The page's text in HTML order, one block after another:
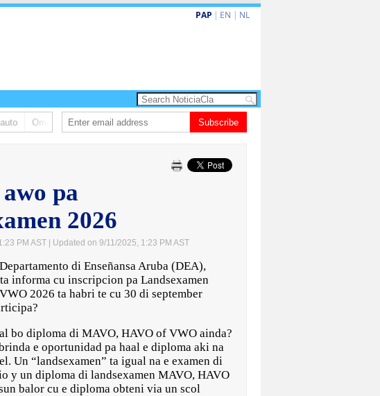
PAP | EN | NL
Ombudsman ta bishita barionan pa atende kehonan di ciudadano
Subscribe
pa
2026
PM AST | Updated on 9/11/2025, 1:23 PM AST
di Enseñansa Aruba (DEA),
informa cu inscripcion pa Landsexamen
2026 ta habri te cu 30 di september
bo diploma di MAVO, HAVO of VWO ainda?
e oportunidad pa haal e diploma aki na
Un “landsexamen” ta igual na e examen di
y un diploma di landsexamen MAVO, HAVO
balor cu e diploma obteni via un scol